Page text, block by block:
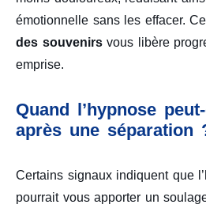
émotionnelle sans les effacer.
des souvenirsvous libère
emprise.
Quand l’hypnose
après une séparation
Certains signaux indiquent que l’
pourrait vous apporter un